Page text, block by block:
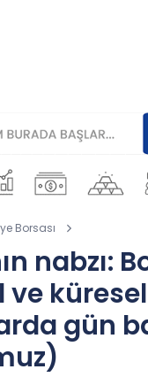
Borsası
nabzı:
ve küresel
gün